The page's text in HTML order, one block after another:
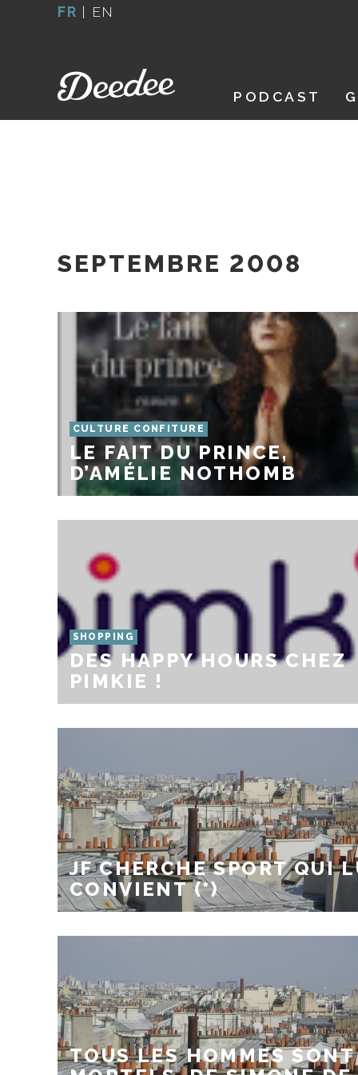
FR | EN
PODCAST
SEPTEMBRE 2008
CULTURE CONFITURE
LE FAIT DU PRINCE,
D’AMÉLIE NOTHOMB
SHOPPING
DES HAPPY HOURS CHEZ
PIMKIE !
JF CHERCHE SPORT QUI
CONVIENT (*)
TOUS LES HOMMES SONT